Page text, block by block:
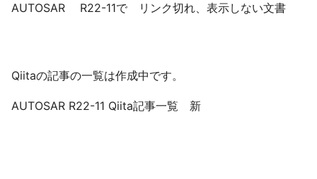
AUTOSAR R22-11で リンク切れ、表示しない文書
Qiitaの記事の一覧は作成中です。
AUTOSAR R22-11 Qiita記事一覧 新